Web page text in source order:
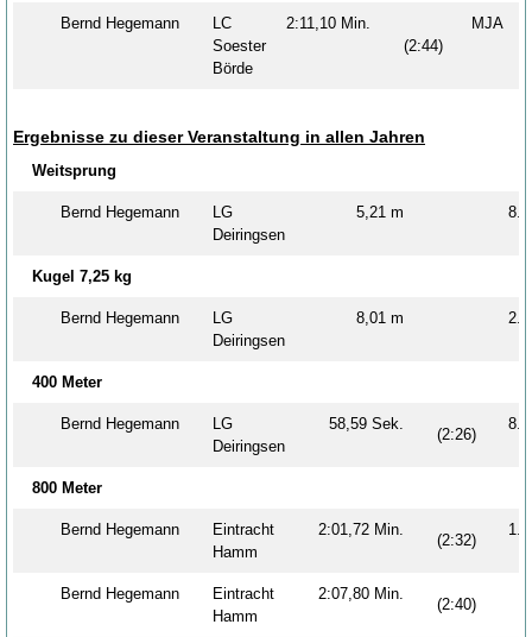
Bernd Hegemann
LC
Soester
Börde
2:11,10 Min.
(2:44)
MJA
Ergebnisse zu dieser Veranstaltung in allen Jahren
Weitsprung
Bernd Hegemann
LG
Deiringsen
5,21 m
Kugel 7,25 kg
Bernd Hegemann
LG
Deiringsen
8,01 m
400 Meter
Bernd Hegemann
LG
Deiringsen
58,59 Sek.
(2:26)
800 Meter
Bernd Hegemann
Eintracht
Hamm
2:01,72 Min.
(2:32)
Bernd Hegemann
Eintracht
Hamm
2:07,80 Min.
(2:40)